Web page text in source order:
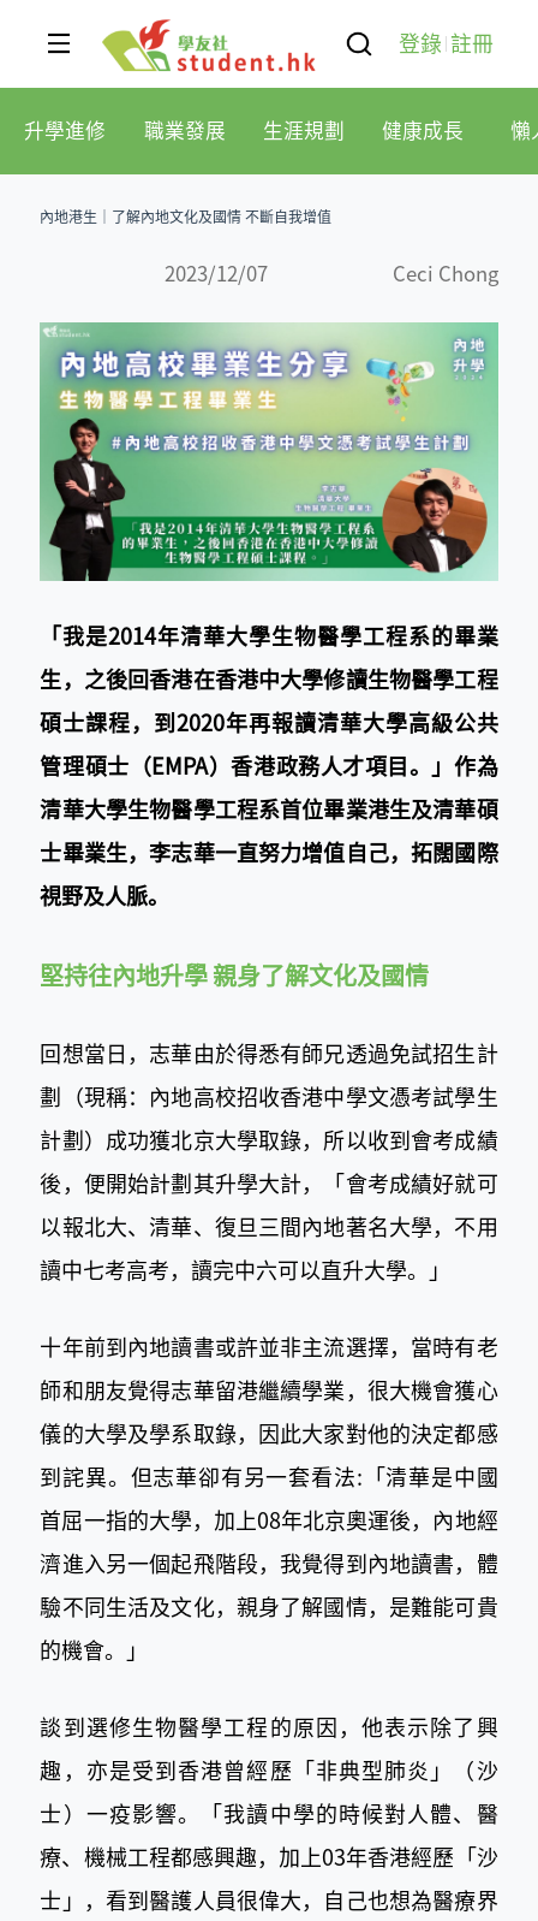
登錄 註冊
升學進修 職業發展 生涯規劃 健康成長 懶
內地港生│了解內地文化及國情 不斷自我增值
2023/12/07 Ceci Chong
「我是2014年清華大學生物醫學工程系的畢業
生，之後回香港在香港中大學修讀生物醫學工程
碩士課程，到2020年再報讀清華大學高級公共
管理碩士（EMPA）香港政務人才項目。」作為
清華大學生物醫學工程系首位畢業港生及清華碩
士畢業生，李志華一直努力增值自己，拓闊國際
視野及人脈。
堅持往內地升學 親身了解文化及國情
回想當日，志華由於得悉有師兄透過免試招生計
劃（現稱：內地高校招收香港中學文憑考試學生
計劃）成功獲北京大學取錄，所以收到會考成績
後，便開始計劃其升學大計，「會考成績好就可
以報北大、清華、復旦三間內地著名大學，不用
讀中七考高考，讀完中六可以直升大學。」
十年前到內地讀書或許並非主流選擇，當時有老
師和朋友覺得志華留港繼續學業，很大機會獲心
儀的大學及學系取錄，因此大家對他的決定都感
到詫異。但志華卻有另一套看法:「清華是中國
首屈一指的大學，加上08年北京奧運後，內地經
濟進入另一個起飛階段，我覺得到內地讀書，體
驗不同生活及文化，親身了解國情，是難能可貴
的機會。」
談到選修生物醫學工程的原因，他表示除了興
趣，亦是受到香港曾經歷「非典型肺炎」（沙
士）一疫影響。「我讀中學的時候對人體、醫
療、機械工程都感興趣，加上03年香港經歷「沙
士」，看到醫護人員很偉大，自己也想為醫療界